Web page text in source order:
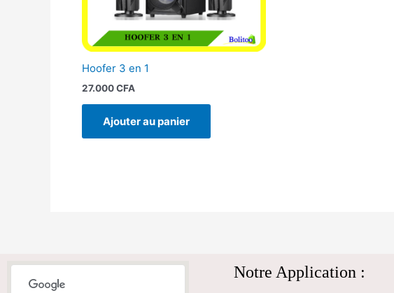
Hoofer 3 en 1
27.000CFA
Ajouter au panier
Notre Application :